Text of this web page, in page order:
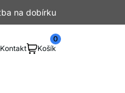
na dobírku
Kontakt Košík
0